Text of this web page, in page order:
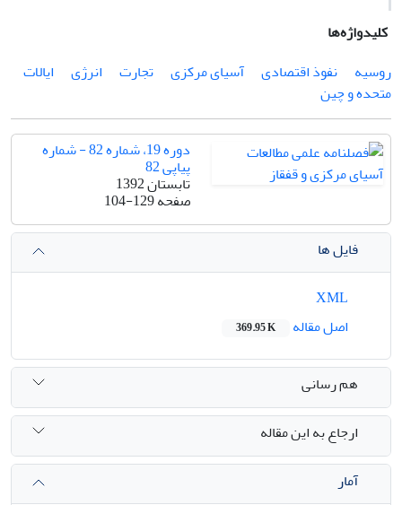
کلیدواژه‌ها
روسیه
نفوذ اقتصادی آسیای مرکزی تجارت انرژی
ایالات
متحده و چین
دوره 19، شماره 82 - شماره
پیاپی 82
تابستان 1392
صفحه104-129
فایل ها
اصل مقاله
369.95 K
هم رسانی
ارجاع به این مقاله
آمار